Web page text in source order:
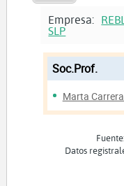
Empresa:
SLP
Soc.Prof.
Marta
Datos